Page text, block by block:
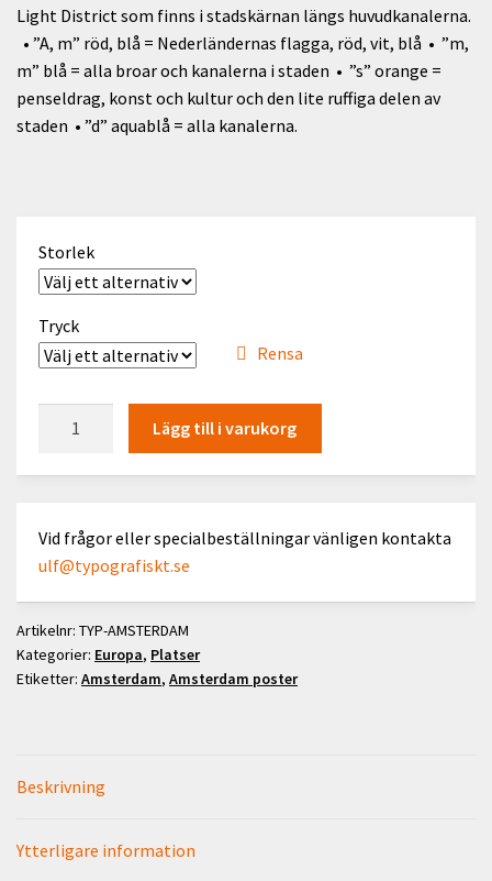
Light District som finns i stadskärnan längs huvudkanalerna.
• ”A, m” röd, blå = Nederländernas flagga, röd, vit, blå • ”m,
m” blå = alla broar och kanalerna i staden • ”s” orange =
penseldrag, konst och kultur och den lite ruffiga delen av
staden • ”d” aquablå = alla kanalerna.
Storlek
Tryck
Rensa
Lägg till i varukorg
Vid frågor eller specialbeställningar vänligen kontakta
ulf@typografiskt.se
Artikelnr: TYP-AMSTERDAM
Kategorier: Europa, Platser
Etiketter: Amsterdam, Amsterdam poster
Beskrivning
Ytterligare information